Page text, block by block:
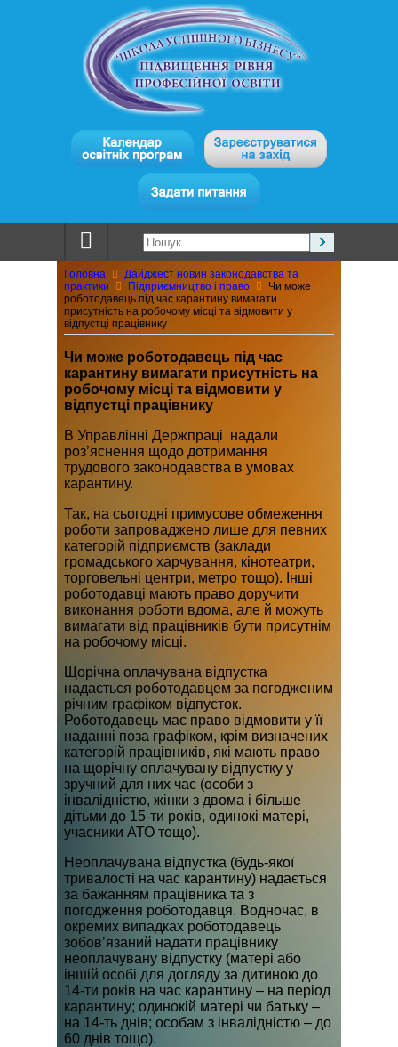
Головна
Дайджест новин законодавства та
практики
Підприємництво і право
Чи може
роботодавець під час карантину вимагати
присутність на робочому місці та відмовити у
відпустці працівнику
Чи може роботодавець під час
карантину вимагати присутність на
робочому місці та відмовити у
відпустці працівнику
В Управлінні Держпраці надали
роз’яснення щодо дотримання
трудового законодавства в умовах
карантину.
Так, на сьогодні примусове обмеження
роботи запроваджено лише для певних
категорій підприємств (заклади
громадського харчування, кінотеатри,
торговельні центри, метро тощо). Інші
роботодавці мають право доручити
виконання роботи вдома, але й можуть
вимагати від працівників бути присутнім
на робочому місці.
Щорічна оплачувана відпустка
надається роботодавцем за погодженим
річним графіком відпусток.
Роботодавець має право відмовити у її
наданні поза графіком, крім визначених
категорій працівників, які мають право
на щорічну оплачувану відпустку у
зручний для них час (особи з
інвалідністю, жінки з двома і більше
дітьми до 15-ти років, одинокі матері,
учасники АТО тощо).
Неоплачувана відпустка (будь-якої
тривалості на час карантину) надається
за бажанням працівника та з
погодження роботодавця. Водночас, в
окремих випадках роботодавець
зобов’язаний надати працівнику
неоплачувану відпустку (матері або
іншій особі для догляду за дитиною до
14-ти років на час карантину – на період
карантину; одинокій матері чи батьку –
на 14-ть днів; особам з інвалідністю – до
60 днів тощо).